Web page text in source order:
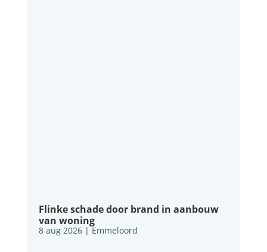
Flinke schade door brand in aanbouw
van woning
8 aug 2026| Emmeloord